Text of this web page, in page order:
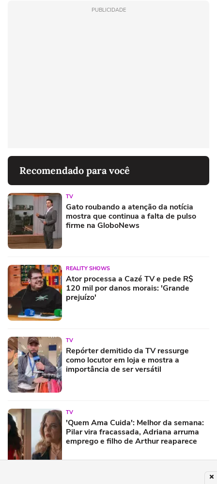
PUBLICIDADE
Recomendado para você
TV
Gato roubando a atenção da notícia
mostra que continua a falta de pulso
firme na GloboNews
REALITY SHOWS
Ator processa a Cazé TV e pede R$
120 mil por danos morais: 'Grande
prejuízo'
TV
Repórter demitido da TV ressurge
como locutor em loja e mostra a
importância de ser versátil
TV
'Quem Ama Cuida': Melhor da semana:
Pilar vira fracassada, Adriana arruma
emprego e filho de Arthur reaparece